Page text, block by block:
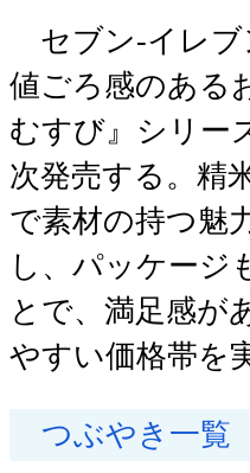
セブン‐イレブ
値ごろ感のある
むすび』シリー
次発売する。精
で素材の持つ魅
し、パッケージ
とで、満足感が
やすい価格帯を
つぶやき一覧